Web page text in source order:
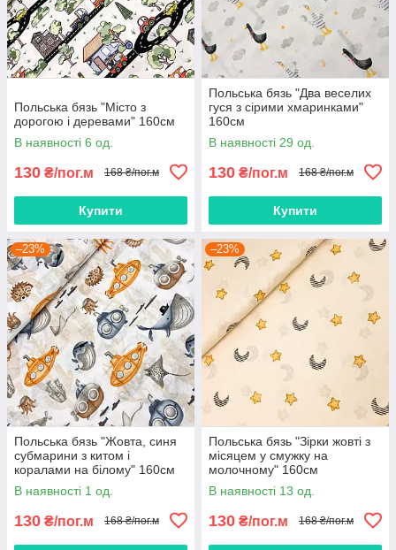
Польська бязь "Місто з
дорогою і деревами" 160см
В наявності 6 од.
130 ₴/пог.м 168 ₴/пог.м
Купити
Польська бязь "Два веселих
гуся з сірими хмаринками"
160см
В наявності 29 од.
130 ₴/пог.м 168 ₴/пог.м
Купити
–23%
Польська бязь "Жовта, синя
субмарини з китом і
коралами на білому" 160см
В наявності 1 од.
130 ₴/пог.м 168 ₴/пог.м
–23%
Польська бязь "Зірки жовті з
місяцем у смужку на
молочному" 160см
В наявності 13 од.
130 ₴/пог.м 168 ₴/пог.м